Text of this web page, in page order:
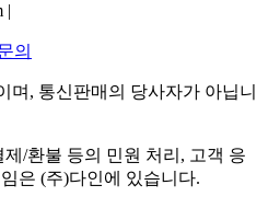
|
의
며, 통신판매의 당사자가 아닙니
/환불 등의 민원 처리, 고객 응
은 (주)다인에 있습니다.